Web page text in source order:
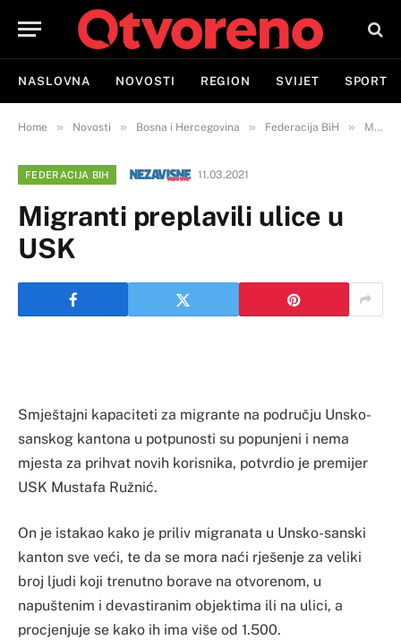
NASLOVNA NOVOSTI REGION SVIJET SPORT
Home » Novosti » Bosna i Hercegovina » Federacija BiH » Migranti preplavili ulice u USK
FEDERACIJA BIH 11.03.2021
Migranti preplavili ulice u
USK
Smještajni kapaciteti za migrante na području Unsko-
sanskog kantona u potpunosti su popunjeni i nema
mjesta za prihvat novih korisnika, potvrdio je premijer
USK Mustafa Ružnić.
On je istakao kako je priliv migranata u Unsko-sanski
kanton sve veći, te da se mora naći rješenje za veliki
broj ljudi koji trenutno borave na otvorenom, u
napuštenim i devastiranim objektima ili na ulici, a
procjenjuje se kako ih ima više od 1.500.